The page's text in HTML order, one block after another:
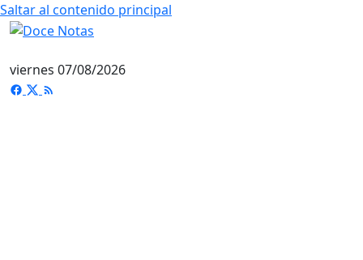
Saltar al contenido principal
viernes 07/08/2026